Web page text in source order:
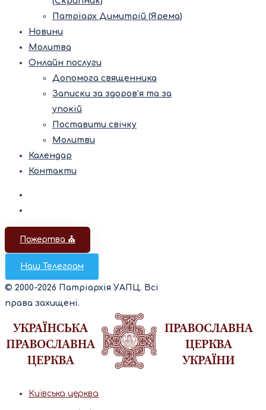
Патріарх Димитрій (Ярема)
Новини
Молитва
Онлайн послуги
Допомога священника
Записки за здоров’я та за
упокій
Поставити свічку
Молитви
Календар
Контакти
Пожертва ⛪️
Наш Телеграм
© 2000-2026 Патріархія УАПЦ. Всі
права захищені.
Київська церква